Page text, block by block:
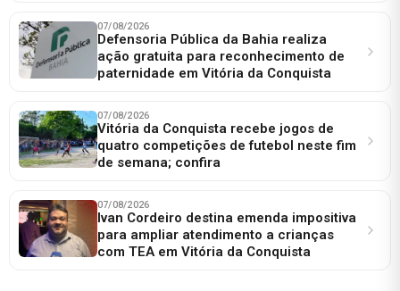
07/08/2026
Defensoria Pública da Bahia realiza
ação gratuita para reconhecimento de
paternidade em Vitória da Conquista
07/08/2026
Vitória da Conquista recebe jogos de
quatro competições de futebol neste fim
de semana; confira
07/08/2026
Ivan Cordeiro destina emenda impositiva
para ampliar atendimento a crianças
com TEA em Vitória da Conquista